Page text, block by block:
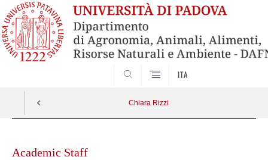
ITA
Chiara Rizzi
contentAcademic Staff